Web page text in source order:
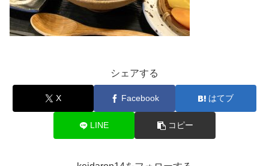
シェアする
X Facebook はてブ
LINE コピー